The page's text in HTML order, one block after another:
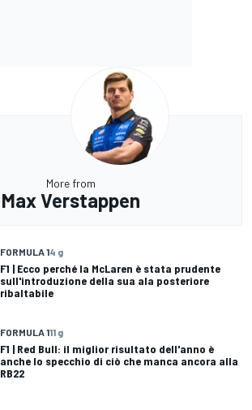
More from
Max Verstappen
FORMULA 14 g
F1 | Ecco perché la McLaren è stata prudente
sull'introduzione della sua ala posteriore
ribaltabile
FORMULA 111 g
F1 | Red Bull: il miglior risultato dell'anno è
anche lo specchio di ciò che manca ancora alla
RB22